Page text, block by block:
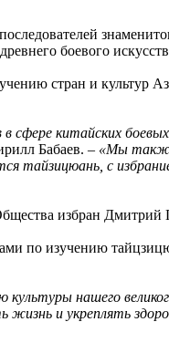
боевого
стран и культур
сфере китайских
Бабаев. – «Мы
тайзицюань, с
избран Дмитрий
по изучению
нашего
жизнь и укреплять